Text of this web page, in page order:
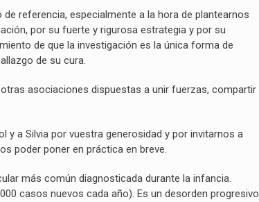
de referencia, especialmente a la hora de plantearnos
por su fuerte y rigurosa estrategia y por su
de que la investigación es la única forma de
de su cura.
asociaciones dispuestas a unir fuerzas, compartir
y a Silvia por vuestra generosidad y por invitarnos a
poder poner en práctica en breve.
más común diagnosticada durante la infancia.
casos nuevos cada año). Es un desorden progresivo